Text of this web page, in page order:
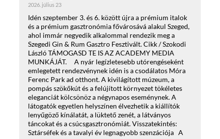
2026. július 23
Idén szeptember 3. és 6. között újra a prémium italok
és a prémium gasztronómia fővárosává alakul Szeged,
ahol immár negyedik alkalommal rendezik meg a
Szegedi Gin & Rum Gasztro Fesztivált. Cikk / Szokodi
László TÁMOGASD TE IS AZ ACADEMY MEDIA
MUNKÁJÁT. A nyár legízletesebb utórengéseként
emlegetett rendezvénynek idén is a csodálatos Móra
Ferenc Park ad otthont. A kivilágított múzeum, a
pompás szökőkút és a felújított környezet tökéletes
eleganciát kölcsönöz a négynapos eseménynek. A
látogatók egyetlen helyszínen élvezhetik a kiállítók
lenyűgöző kínálatát, a lüktető zenét, a látványos
táncokat és a csúcsgasztronómiát. Visszatekintés:
Sztárséfek és a tavalyi év legnagyobb szenzációja A